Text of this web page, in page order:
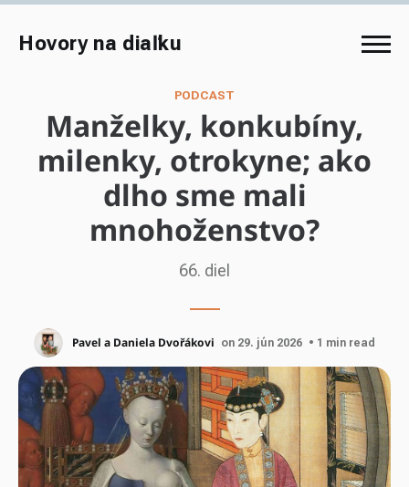
Hovory na diaľku
PODCAST
Manželky, konkubíny,
milenky, otrokyne; ako
dlho sme mali
mnohoženstvo?
66. diel
Pavel a Daniela Dvořákovi on 29. jún 2026 • 1 min read